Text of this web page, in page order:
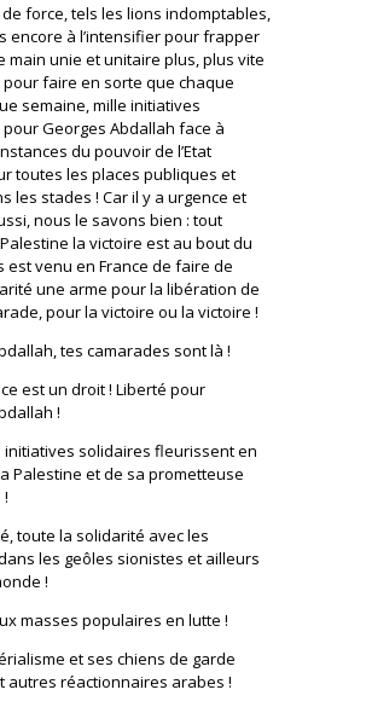
force, tels les lions indomptables,
encore à l’intensifier pour frapper
main unie et unitaire plus, plus vite
faire en sorte que chaque
semaine, mille initiatives
Georges Abdallah face à
du pouvoir de l’Etat
toutes les places publiques et
les stades ! Car il y a urgence et
nous le savons bien : tout
la victoire est au bout du
est venu en France de faire de
une arme pour la libération de
pour la victoire ou la victoire !
tes camarades sont là !
est un droit ! Liberté pour
!
initiatives solidaires fleurissent en
Palestine et de sa prometteuse
toute la solidarité avec les
les geôles sionistes et ailleurs
!
masses populaires en lutte !
et ses chiens de garde
autres réactionnaires arabes !